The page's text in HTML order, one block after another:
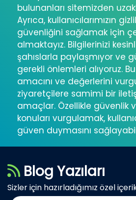
bulunanları sitemizden
Ayrıca, kullanıcılarımızın
güvenliğini sağlamak için
almaktayız. Bilgilerinizi
şahıslarla paylaşmıyor ve
gerekli önlemleri alıyoruz.
amacını ve değerlerini
ziyaretçilere samimi bir
amaçlar. Özellikle güvenlik
konuları vurgulamak,
güven duymasını
Blog Yazıları
Sizler için hazırladığımız özel